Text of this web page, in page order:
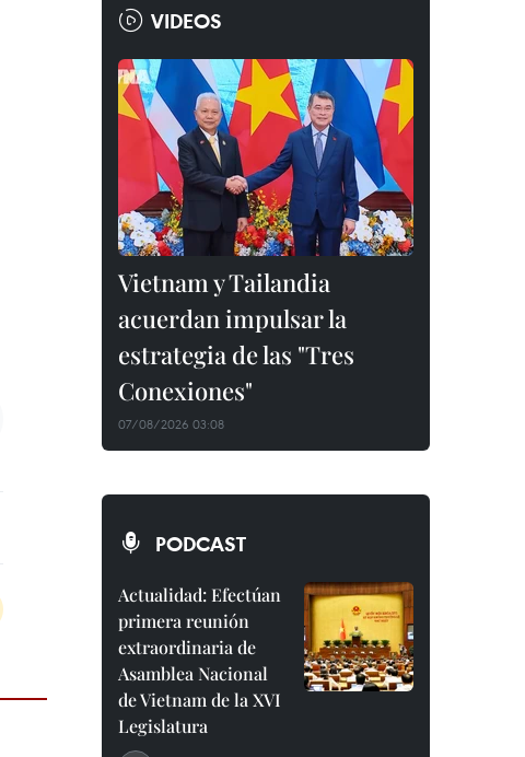
VIDEOS
Vietnam y Tailandia
acuerdan impulsar la
estrategia de las "Tres
Conexiones"
07/08/2026 03:08
PODCAST
Actualidad: Efectúan
primera reunión
extraordinaria de
Asamblea Nacional
de Vietnam de la XVI
Legislatura